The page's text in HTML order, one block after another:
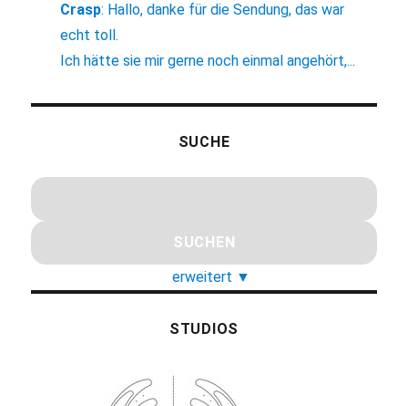
Crasp: Hallo, danke für die Sendung, das war
echt toll.
Ich hätte sie mir gerne noch einmal angehört,...
SUCHE
erweitert ▼
STUDIOS